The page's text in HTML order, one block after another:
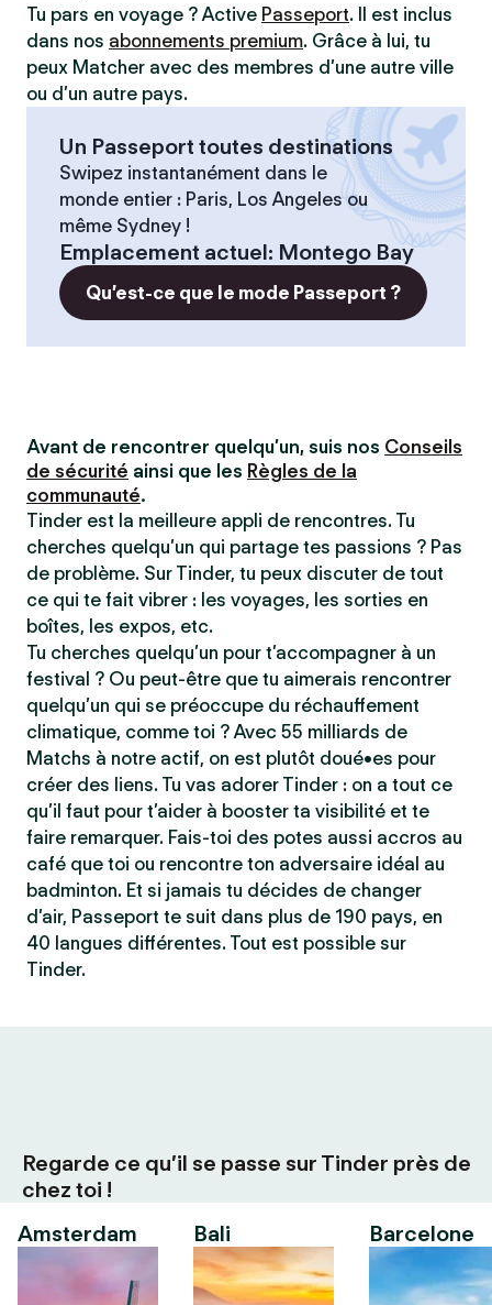
Tu pars en voyage ? Active Passeport. Il est inclus
dans nos abonnements premium. Grâce à lui, tu
peux Matcher avec des membres d’une autre ville
ou d’un autre pays.
Un Passeport toutes destinations
Swipez instantanément dans le
monde entier : Paris, Los Angeles ou
même Sydney !
Emplacement actuel: Montego Bay
Qu’est-ce que le mode Passeport ?
Avant de rencontrer quelqu’un, suis nos Conseils
de sécurité ainsi que les Règles de la
communauté.
Tinder est la meilleure appli de rencontres. Tu
cherches quelqu’un qui partage tes passions ? Pas
de problème. Sur Tinder, tu peux discuter de tout
ce qui te fait vibrer : les voyages, les sorties en
boîtes, les expos, etc.
Tu cherches quelqu’un pour t’accompagner à un
festival ? Ou peut-être que tu aimerais rencontrer
quelqu’un qui se préoccupe du réchauffement
climatique, comme toi ? Avec 55 milliards de
Matchs à notre actif, on est plutôt doué•es pour
créer des liens. Tu vas adorer Tinder : on a tout ce
qu’il faut pour t’aider à booster ta visibilité et te
faire remarquer. Fais-toi des potes aussi accros au
café que toi ou rencontre ton adversaire idéal au
badminton. Et si jamais tu décides de changer
d’air, Passeport te suit dans plus de 190 pays, en
40 langues différentes. Tout est possible sur
Tinder.
Regarde ce qu’il se passe sur Tinder près de
chez toi !
Amsterdam
Bali Barcelone